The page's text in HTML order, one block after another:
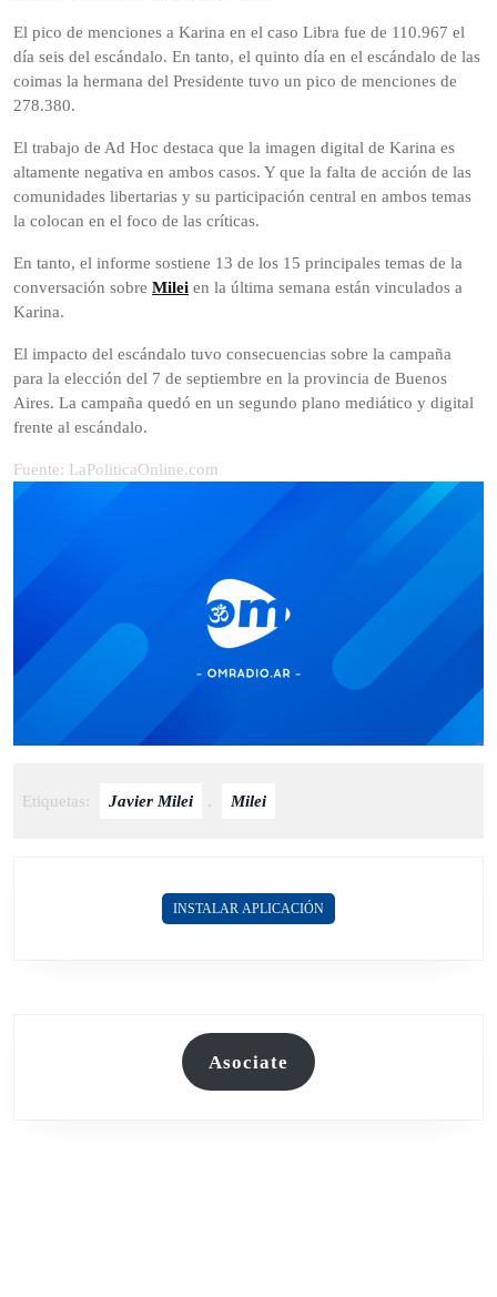
El pico de menciones a Karina en el caso Libra fue de 110.967 el
día seis del escándalo. En tanto, el quinto día en el escándalo de las
coimas la hermana del Presidente tuvo un pico de menciones de
278.380.
El trabajo de Ad Hoc destaca que la imagen digital de Karina es
altamente negativa en ambos casos. Y que la falta de acción de las
comunidades libertarias y su participación central en ambos temas
la colocan en el foco de las críticas.
En tanto, el informe sostiene 13 de los 15 principales temas de la
conversación sobre Milei en la última semana están vinculados a
Karina.
El impacto del escándalo tuvo consecuencias sobre la campaña
para la elección del 7 de septiembre en la provincia de Buenos
Aires. La campaña quedó en un segundo plano mediático y digital
frente al escándalo.
Fuente: LaPoliticaOnline.com
Etiquetas: Javier Milei , Milei
INSTALAR APLICACIÓN
Asociate